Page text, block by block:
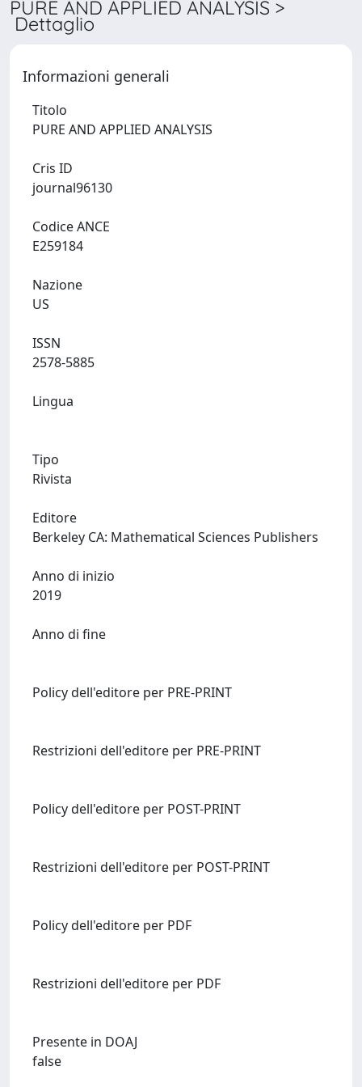
PURE AND APPLIED ANALYSIS >
Dettaglio
Informazioni generali
Titolo
Cris ID
Codice ANCE
Nazione
ISSN
Lingua
Tipo
Rivista
Editore
Anno di inizio
Anno di fine
Policy dell'editore per PRE-PRINT
Restrizioni dell'editore per PRE-PRINT
Policy dell'editore per POST-PRINT
Restrizioni dell'editore per POST-PRINT
Policy dell'editore per PDF
Restrizioni dell'editore per PDF
Presente in DOAJ